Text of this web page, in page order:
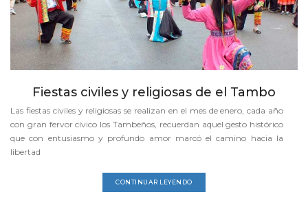
Fiestas civiles y religiosas de el Tambo
Las fiestas civiles y religiosas se realizan en el mes de enero, cada año
con gran fervor cívico los Tambeños, recuerdan aquel gesto histórico
que con entusiasmo y profundo amor marcó el camino hacia la
libertad
CONTINUAR LEYENDO